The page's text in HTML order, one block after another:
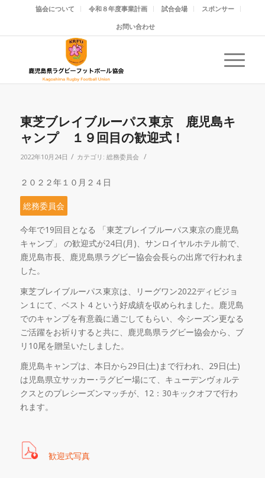
協会について 令和８年度事業計画 試合会場
スポンサー
お問い合わせ
東芝ブレイブルーパス東京 鹿児島キ
ャンプ １９回目の歓迎式！
2022年10月24日 / カテゴリ: 総務委員会 /
２０２２年１０月２４日
総務委員会
今年で19回目となる 「東芝ブレイブルーパス東京の鹿児島
キャンプ」 の歓迎式が24日(月 ) 、サンロイヤルホテル前で、
鹿児島市長、鹿児島県ラグビー協会会長らの出席で行われま
した。
東芝ブレイブルーパス東京は、リーグワン2022ディビジョ
ン１にて、ベスト４という好成績を収められました。鹿児島
でのキャンプを有意義に過ごしてもらい、今シーズン更なる
ご活躍をお祈りすると共に、鹿児島県ラグビー協会から、ブ
リ 10尾を贈呈いたしました。
鹿児島キャンプは、本日から29日(土)まで行われ、 29日(土)
は児島県立サッカー･ラグビー場にて、キューデンヴォルテ
クスとのプレシーズンマッチが、 12： 30キックオフで行わ
れます。
歓迎式写真